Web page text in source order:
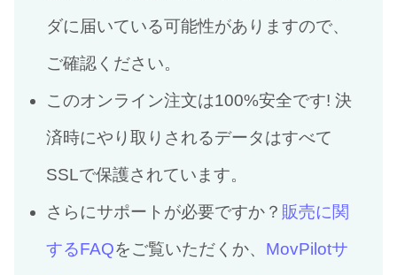
ダに届いている可能性がありますので、
ご確認ください。
このオンライン注文は100%安全です! 決
済時にやり取りされるデータはすべて
SSLで保護されています。
さらにサポートが必要ですか？ 販売に関
するFAQをご覧いただくか、 MovPilotサ